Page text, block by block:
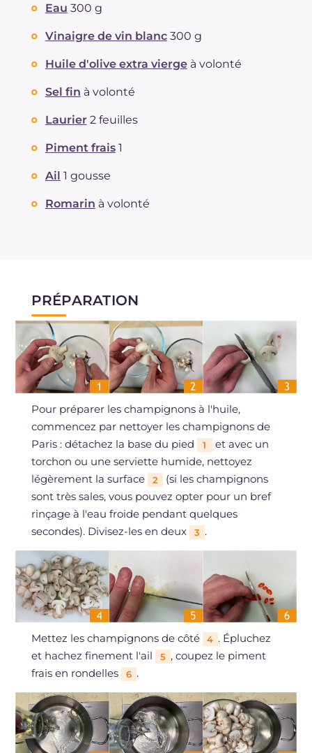
Eau 300 g
Vinaigre de vin blanc 300 g
Huile d'olive extra vierge à volonté
Sel fin à volonté
Laurier 2 feuilles
Piment frais 1
Ail 1 gousse
Romarin à volonté
PRÉPARATION
Pour préparer les champignons à l'huile,
commencez par nettoyer les champignons de
Paris : détachez la base du pied
1
et avec un
torchon ou une serviette humide, nettoyez
légèrement la surface
2
(si les champignons
sont très sales, vous pouvez opter pour un bref
rinçage à l'eau froide pendant quelques
secondes). Divisez-les en deux
3 .
Mettez les champignons de côté 4 . Épluchez
et hachez finement l'ail
5 , coupez le piment
frais en rondelles
6 .